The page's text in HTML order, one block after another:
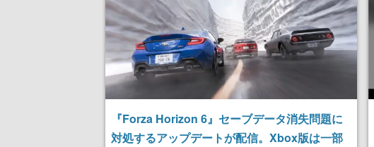
『Forza Horizon 6』セーブデータ消失問題に
対処するアップデートが配信。Xbox版は一部